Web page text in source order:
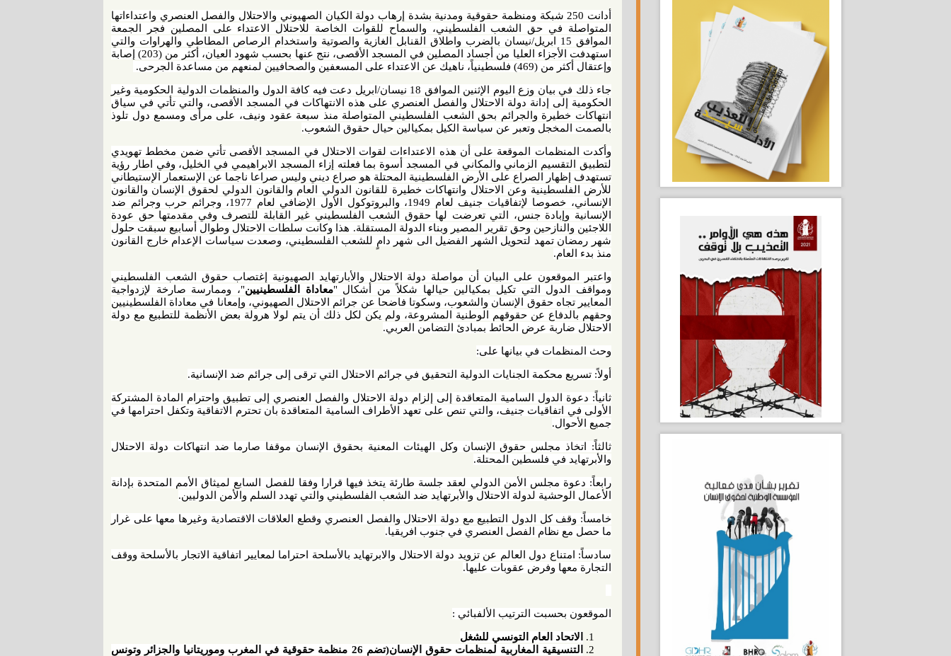
أدانت 250 شبكة ومنظمة حقوقية ومدنية بشدة إرهاب دولة الكيان الصهيوني والاحتلال والفصل العنصري واعتداءاتها
المتواصلة في حق الشعب الفلسطيني، والسماح للقوات الخاصة للاحتلال الاعتداء على المصلين فجر الجمعة
الموافق 15 ابريل/نيسان بالضرب واطلاق القنابل الغازية والصوتية واستخدام الرصاص المطاطي والهراوات والتي
استهدفت الأجزاء العليا من أجساد المصلين في المسجد الأقصى، نتج عنها بحسب شهود العيان، أكثر من (203) إصابة
وإعتقال أكثر من (469) فلسطينياً، ناهيك عن الاعتداء على المسعفين والصحافيين لمنعهم من مساعدة الجرحى.
جاء ذلك في بيان وزع اليوم الإثنين الموافق 18 نيسان/ابريل دعت فيه كافة الدول والمنظمات الدولية الحكومية وغير
الحكومية إلى إدانة دولة الاحتلال والفصل العنصري على هذه الانتهاكات في المسجد الأقصى، والتي تأتي في سياق
انتهاكات خطيرة والجرائم بحق الشعب الفلسطيني المتواصلة منذ سبعة عقود ونيف، على مرأى ومسمع دول تلوذ
بالصمت المخجل وتعبر عن سياسة الكيل بمكيالين حيال حقوق الشعوب.
وأكدت المنظمات الموقعة على أن هذه الاعتداءات لقوات الاحتلال في المسجد الأقصى تأتي ضمن مخطط تهويدي
لتطبيق التقسيم الزماني والمكاني في المسجد أسوة بما فعلته إزاء المسجد الابراهيمي في الخليل، وفي اطار رؤية
تستهدف إظهار الصراع على الأرض الفلسطينية المحتلة هو صراع ديني وليس صراعا ناجما عن الإستعمار الإستيطاني
للأرض الفلسطينية وعن الاحتلال وانتهاكات خطيرة للقانون الدولي العام والقانون الدولي لحقوق الإنسان والقانون
الإنساني، خصوصا لإتفاقيات جنيف لعام 1949، والبروتوكول الأول الإضافي لعام 1977، وجرائم حرب وجرائم ضد
الإنسانية وإبادة جنس، التي تعرضت لها حقوق الشعب الفلسطيني غير القابلة للتصرف وفي مقدمتها حق عودة
اللاجئين والنازحين وحق تقرير المصير وبناء الدولة المستقلة. هذا وكانت سلطات الاحتلال وطوال أسابيع سبقت حلول
شهر رمضان تمهد لتحويل الشهر الفضيل الى شهر دامٍ للشعب الفلسطيني، وصعدت سياسات الإعدام خارج القانون
منذ بدء العام.
واعتبر الموقعون على البيان أن مواصلة دولة الاحتلال والأبارتهايد الصهيونية إغتصاب حقوق الشعب الفلسطيني
ومواقف الدول التي تكيل بمكيالين حيالها شكلاً من أشكال "معاداة الفلسطينيين"، وممارسة صارخة لإزدواجية
المعايير تجاه حقوق الإنسان والشعوب، وسكوتا فاضحا عن جرائم الاحتلال الصهيوني، وإمعانا في معاداة الفلسطينيين
وحقهم بالدفاع عن حقوقهم الوطنية المشروعة، ولم يكن لكل ذلك أن يتم لولا هرولة بعض الأنظمة للتطبيع مع دولة
الاحتلال ضاربة عرض الحائط بمبادئ التضامن العربي.
وحث المنظمات في بيانها على:
أولاً: تسريع محكمة الجنايات الدولية التحقيق في جرائم الاحتلال التي ترقى إلى جرائم ضد الإنسانية.
ثانياً: دعوة الدول السامية المتعاقدة إلى إلزام دولة الاحتلال والفصل العنصري إلى تطبيق واحترام المادة المشتركة
الأولى في اتفاقيات جنيف، والتي تنص على تعهد الأطراف السامية المتعاقدة بان تحترم الاتفاقية وتكفل احترامها في
جميع الأحوال.
ثالثاً: اتخاذ مجلس حقوق الإنسان وكل الهيئات المعنية بحقوق الإنسان موقفا صارما ضد انتهاكات دولة الاحتلال
والأبرتهايد في فلسطين المحتلة.
رابعاً: دعوة مجلس الأمن الدولي لعقد جلسة طارئة يتخذ فيها قرارا وفقا للفصل السابع لميثاق الأمم المتحدة بإدانة
الأعمال الوحشية لدولة الاحتلال والأبرتهايد ضد الشعب الفلسطيني والتي تهدد السلم والأمن الدوليين.
خامساً: وقف كل الدول التطبيع مع دولة الاحتلال والفصل العنصري وقطع العلاقات الاقتصادية وغيرها معها على غرار
ما حصل مع نظام الفصل العنصري في جنوب افريقيا.
سادساً: امتناع دول العالم عن تزويد دولة الاحتلال والابرتهايد بالأسلحة احتراما لمعايير اتفاقية الاتجار بالأسلحة ووقف
التجارة معها وفرض عقوبات عليها.
الموقعون بحسبت الترتيب الألفبائي :
الاتحاد العام التونسي للشغل
التنسيقية المغاربية لمنظمات حقوق الإنسان(تضم 26 منظمة حقوقية في المغرب وموريتانيا والجزائر وتونس